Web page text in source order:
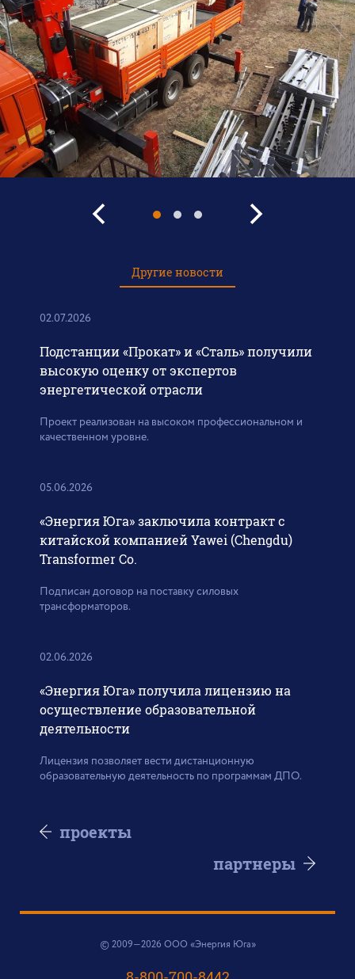
Другие новости
02.07.2026
Подстанции «Прокат» и «Сталь» получили
высокую оценку от экспертов
энергетической отрасли
Проект реализован на высоком профессиональном и
качественном уровне.
05.06.2026
«Энергия Юга» заключила контракт с
китайской компанией Yawei (Chengdu)
Transformer Co.
Подписан договор на поставку силовых
трансформаторов.
02.06.2026
«Энергия Юга» получила лицензию на
осуществление образовательной
деятельности
Лицензия позволяет вести дистанционную
образовательную деятельность по программам ДПО.
проекты
партнеры
© 2009—2026 ООО «Энергия Юга»